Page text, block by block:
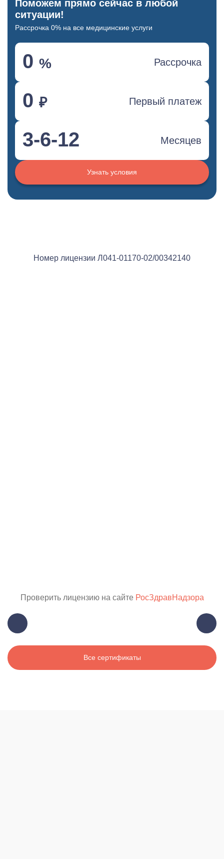
Поможем прямо сейчас в любой
ситуации!
Рассрочка 0% на все медицинские услуги
0 % Рассрочка
0 ₽ Первый платеж
3-6-12 Месяцев
Узнать условия
Номер лицензии Л041-01170-02/00342140
Все сертификаты
Проверить лицензию на сайте РосЗдравНадзора